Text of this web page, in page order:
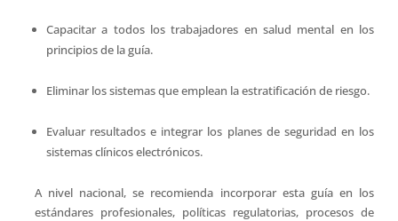
Capacitar a todos los trabajadores en salud mental en los
principios de la guía.
Eliminar los sistemas que emplean la estratificación de riesgo.
Evaluar resultados e integrar los planes de seguridad en los
sistemas clínicos electrónicos.
A nivel nacional, se recomienda incorporar esta guía en los
estándares profesionales, políticas regulatorias, procesos de